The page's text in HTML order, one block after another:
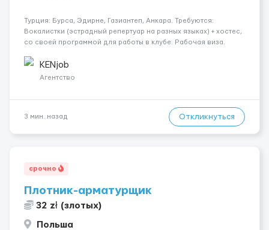
Турция: Бурса, Эдирне, Газиантеп, Анкара. Требуются:
Вокалистки (эстрадный репертуар на разных языках) + хостеc,
со своей программой для работы в клубе. Рабочая виза.
одного до трех месяцев. Мед. страховка. Высокая зарплат...
KENjob
Агентство
3 мин. назад Откликнуться
срочно
Плотник-арматурщик
32 zł (злотых)
Польша